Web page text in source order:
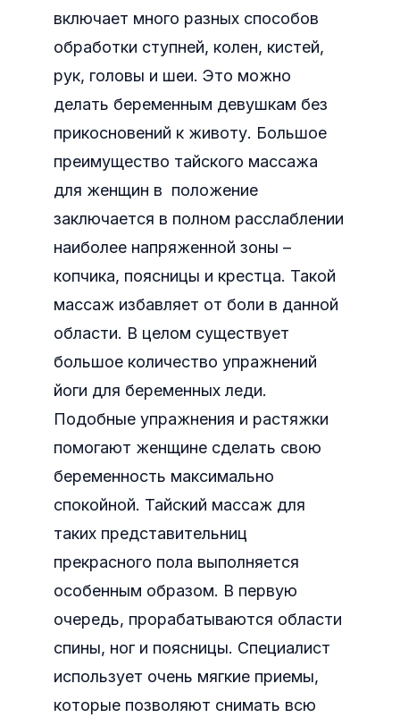
включает много разных способов
обработки ступней, колен, кистей,
рук, головы и шеи. Это можно
делать беременным девушкам без
прикосновений к животу. Большое
преимущество тайского массажа
для женщин в положение
заключается в полном расслаблении
наиболее напряженной зоны –
копчика, поясницы и крестца. Такой
массаж избавляет от боли в данной
области. В целом существует
большое количество упражнений
йоги для беременных леди.
Подобные упражнения и растяжки
помогают женщине сделать свою
беременность максимально
спокойной. Тайский массаж для
таких представительниц
прекрасного пола выполняется
особенным образом. В первую
очередь, прорабатываются области
спины, ног и поясницы. Специалист
использует очень мягкие приемы,
которые позволяют снимать всю